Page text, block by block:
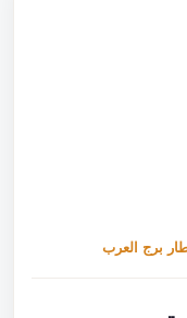
برج العرب